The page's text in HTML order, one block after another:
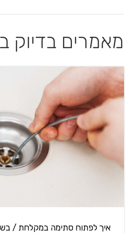
מאמרים בדיוק
איך לפתוח סתימה במקלחת /